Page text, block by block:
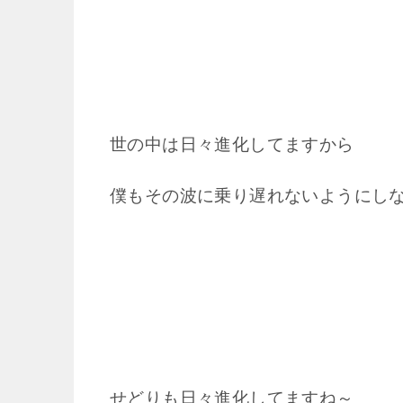
世の中は日々進化してますから
僕もその波に乗り遅れないようにし
せどりも日々進化してますね～